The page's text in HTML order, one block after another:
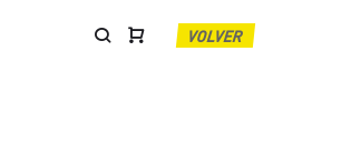
VOLVER